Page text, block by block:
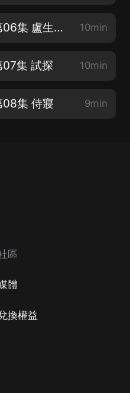
兜兜轉轉還是愛上你 第06集 盧生被迫煉藥 10min
07集 試探 10min
08集 侍寢 9min
區
體
換權益